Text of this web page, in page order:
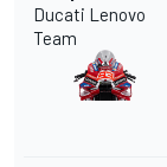
Ducati Lenovo
Team